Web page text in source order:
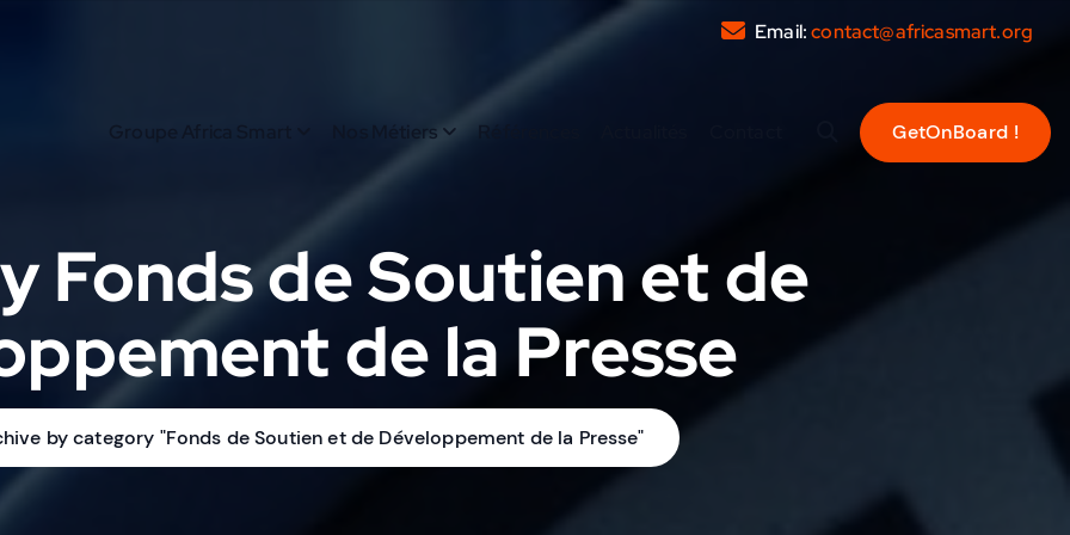
Email: contact@africasmart.org
Nos Métiers Références
Fonds de Soutien et de
de la Presse
by category "Fonds de Soutien et de Développement de la Presse"